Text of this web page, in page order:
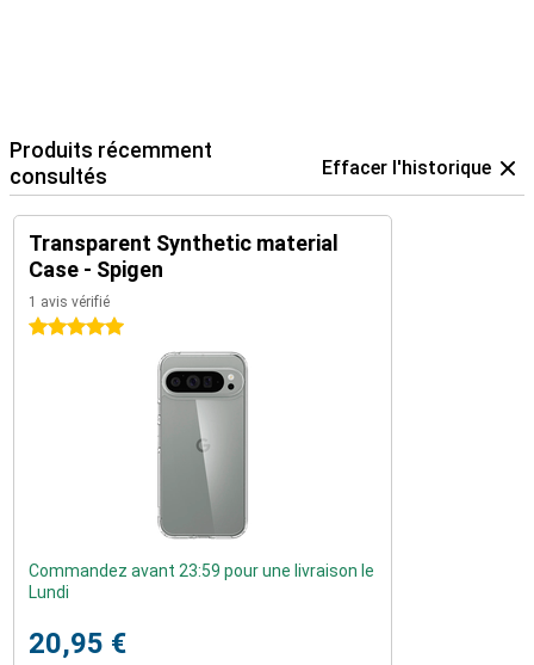
Produits récemment
consultés
Effacer l'historique
Transparent Synthetic material
Case - Spigen
1 avis vérifié
5 étoiles
Commandez avant 23:59 pour une livraison le
Lundi
20,95 €